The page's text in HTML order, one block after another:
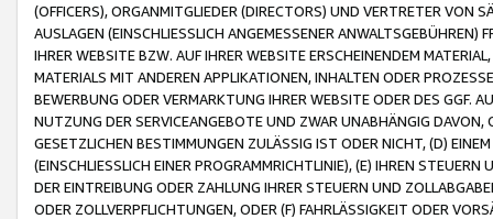
(OFFICERS), ORGANMITGLIEDER (DIRECTORS) UND VERTRETER VON
AUSLAGEN (EINSCHLIESSLICH ANGEMESSENER
IHRER WEBSITE BZW. AUF IHRER WEBSITE ERSCHEINENDEM
MATERIALS MIT ANDEREN APPLIKATIONEN, INHALTEN ODER
BEWERBUNG ODER VERMARKTUNG IHRER WEBSITE ODER DES GGF.
NUTZUNG DER SERVICEANGEBOTE UND ZWAR UNABHÄNGIG
GESETZLICHEN BESTIMMUNGEN ZULÄSSIG IST ODER NICHT, (D)
(EINSCHLIESSLICH EINER PROGRAMMRICHTLINIE), (E) IHREN
DER EINTREIBUNG ODER ZAHLUNG IHRER STEUERN UND
ODER ZOLLVERPFLICHTUNGEN, ODER (F) FAHRLÄSSIGKEIT ODER